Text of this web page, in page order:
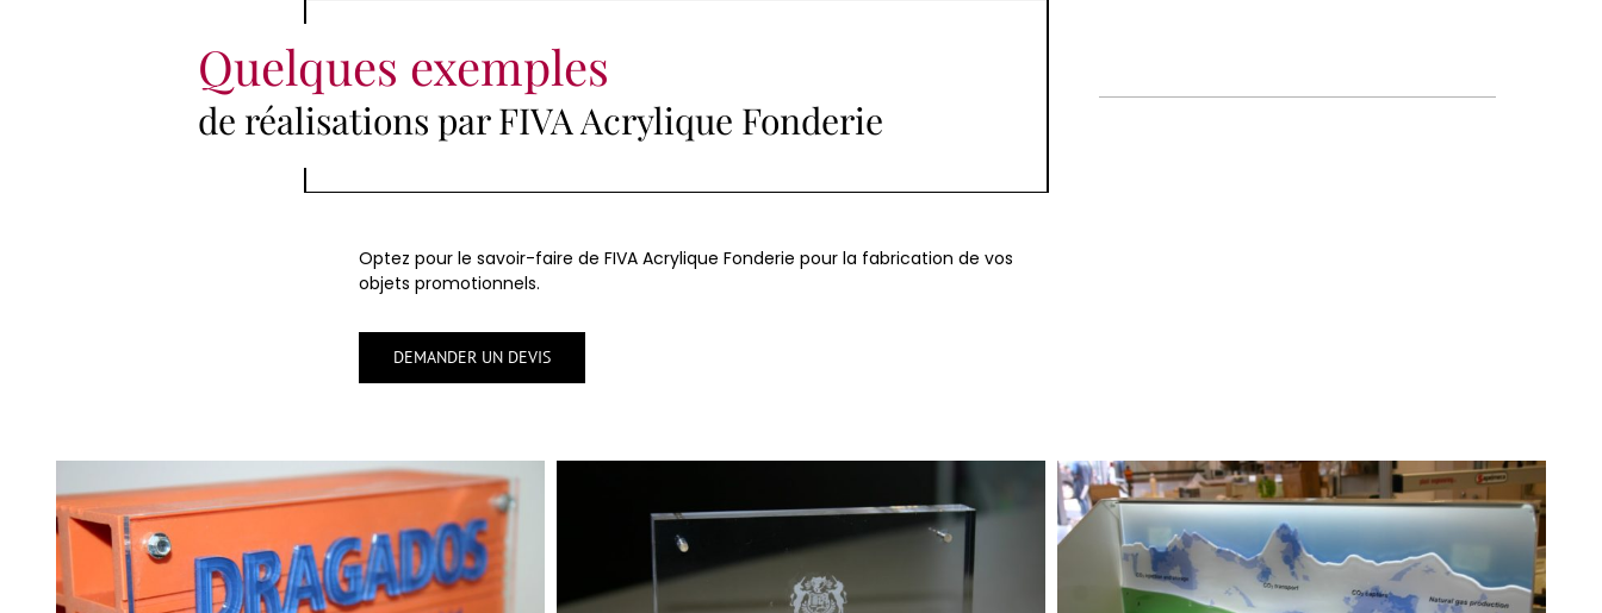
Quelques exemples
de réalisations par FIVA Acrylique Fonderie
Optez pour le savoir-faire de FIVA Acrylique Fonderie pour la fabrication de vos
objets promotionnels.
DEMANDER UN DEVIS